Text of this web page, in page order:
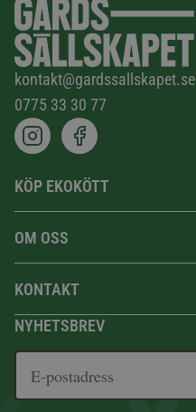
kontakt@gardssallskapet.se
0775 33 30 77
KÖP EKOKÖTT
OM OSS
KONTAKT
NYHETSBREV